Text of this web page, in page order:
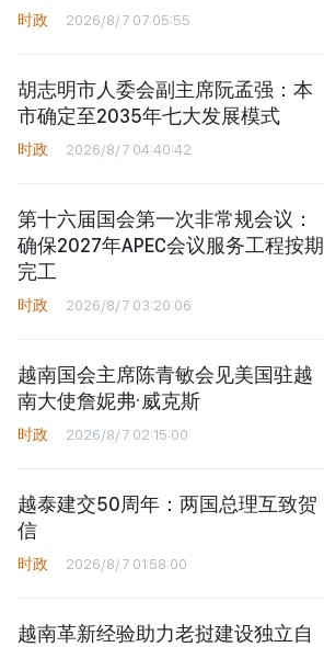
时政 2026/8/7 07:05:55
胡志明市人委会副主席阮孟强：本
市确定至2035年七大发展模式
时政 2026/8/7 04:40:42
第十六届国会第一次非常规会议：
确保2027年APEC会议服务工程按期
完工
时政 2026/8/7 03:20:06
越南国会主席陈青敏会见美国驻越
南大使詹妮弗·威克斯
时政 2026/8/7 02:15:00
越泰建交50周年：两国总理互致贺
信
时政 2026/8/7 01:58:00
越南革新经验助力老挝建设独立自